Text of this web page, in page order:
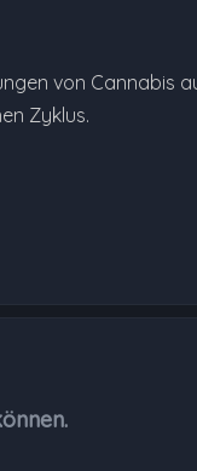
von Cannabis
Zyklus.